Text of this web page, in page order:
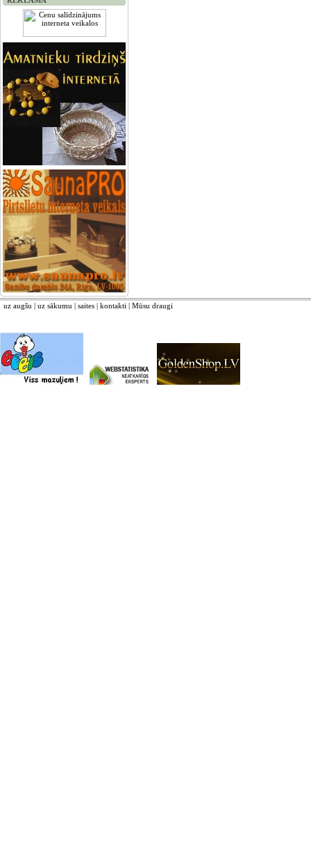
uz augšu | uz sākumu | saites | kontakti | Mūsu draugi